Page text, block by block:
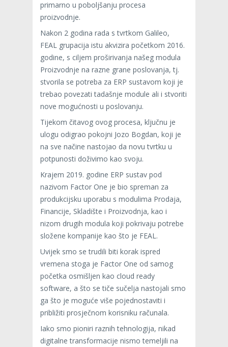
primarno u poboljšanju procesa
proizvodnje.
Nakon 2 godina rada s tvrtkom Galileo,
FEAL grupacija istu akvizira početkom 2016.
godine, s ciljem proširivanja našeg modula
Proizvodnje na razne grane poslovanja, tj.
stvorila se potreba za ERP sustavom koji je
trebao povezati tadašnje module ali i stvoriti
nove mogućnosti u poslovanju.
Tijekom čitavog ovog procesa, ključnu je
ulogu odigrao pokojni Jozo Bogdan, koji je
na sve načine nastojao da novu tvrtku u
potpunosti doživimo kao svoju.
Krajem 2019. godine ERP sustav pod
nazivom Factor One je bio spreman za
produkcijsku uporabu s modulima Prodaja,
Financije, Skladište i Proizvodnja, kao i
nizom drugih modula koji pokrivaju potrebe
složene kompanije kao što je FEAL.
Uvijek smo se trudili biti korak ispred
vremena stoga je Factor One od samog
početka osmišljen kao cloud ready
software, a što se tiče sučelja nastojali smo
ga što je moguće više pojednostaviti i
približiti prosječnom korisniku računala.
Iako smo pioniri raznih tehnologija, nikad
digitalne transformacije nismo temeljili na